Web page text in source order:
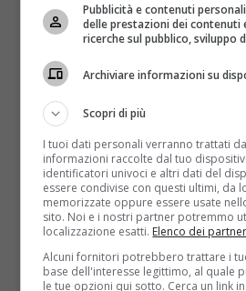
Dopo 7 denunce finalmente si
per la punizione più severa:
interessato continua a negare
continuino ad arrivare
sempre più eloquenti. In merito
ragazza che ha raccontato i
decisamente hot(il medico le
strizzato i capezzoli), lui ha
pratica è una prassi:la
liquido avrebbe segnalato
gravi. Le sue visite erano
personali sulla vita provata
Pubblicità e contenuti
delle prestazioni dei contenuti
ricerche sul pubblico, sviluppo
Archiviare informazioni su
Scopri di più
I tuoi dati personali verranno trattati
informazioni raccolte dal tuo
identificatori univoci e altri dati del
essere condivise con questi ultimi, da
memorizzate oppure essere usate
sito. Noi e i nostri partner potremmo
localizzazione esatti. Elenco dei partner
Alcuni fornitori potrebbero trattare i
base dell'interesse legittimo, al quale
le tue opzioni qui sotto. Cerca un link